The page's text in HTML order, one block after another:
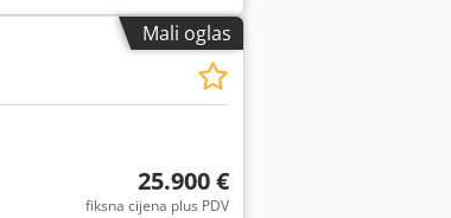
Mali oglas
25.900 €
fiksna cijena plus PDV